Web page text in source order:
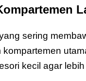
sering
kecil agar